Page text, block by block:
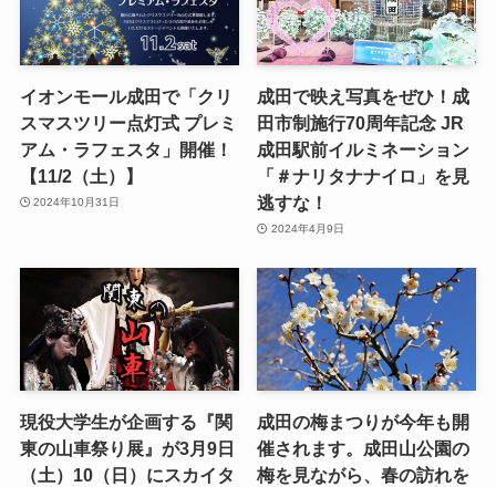
イオンモール成田で「クリ
スマスツリー点灯式 プレミ
アム・ラフェスタ」開催！
【11/2（土）】
2024年10月31日
成田で映え写真をぜひ！成
田市制施行70周年記念 JR
成田駅前イルミネーション
「＃ナリタナナイロ」を見
逃すな！
2024年4月9日
現役大学生が企画する『関
東の山車祭り展』が3月9日
（土）10（日）にスカイタ
成田の梅まつりが今年も開
催されます。成田山公園の
梅を見ながら、春の訪れを